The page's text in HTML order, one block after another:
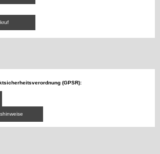
(GPSR):